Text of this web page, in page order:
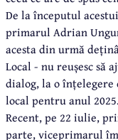
De la începutul
primarul Adrian
acesta din urmă
Local - nu reușesc să
dialog, la o înțelegere
local pentru anul 2025.
Recent, pe 22 iulie,
parte, viceprimarul